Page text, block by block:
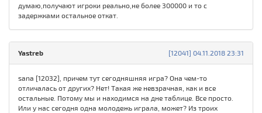
думаю,получают игроки реально,не более 300000 и то с
задержками остальное откат.
[12041] 04.11.2018 23:31
Yastreb
sana [12032], причем тут сегодняшняя игра? Она чем-то
отличалась от других? Нет! Такая же невзрачная, как и все
остальные. Потому мы и находимся на дне таблице. Все просто.
Или у нас сегодня одна молодежь играла, может? Из троих